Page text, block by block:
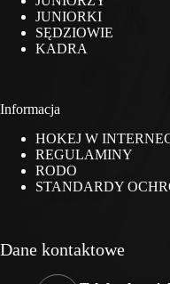
JUNIORKI
SĘDZIOWIE
KADRA
Informacja
HOKEJ W
REGULAMINY
RODO
STANDARDY
Dane kontaktowe